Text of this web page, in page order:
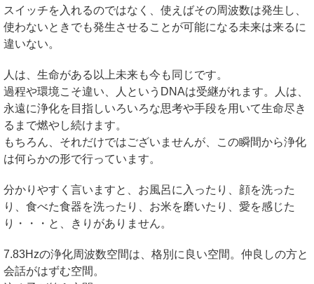
スイッチを入れるのではなく、使えばその周波数は発生し、
使わないときでも発生させることが可能になる未来は来るに
違いない。
人は、生命がある以上未来も今も同じです。
過程や環境こそ違い、人というDNAは受継がれます。人は、
永遠に浄化を目指しいろいろな思考や手段を用いて生命尽き
るまで燃やし続けます。
もちろん、それだけではございませんが、この瞬間から浄化
は何らかの形で行っています。
分かりやすく言いますと、お風呂に入ったり、顔を洗った
り、食べた食器を洗ったり、お米を磨いたり、愛を感じた
り・・・と、きりがありません。
7.83Hzの浄化周波数空間は、格別に良い空間。仲良しの方と
会話がはずむ空間。